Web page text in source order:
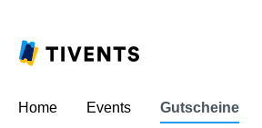
Home Events Gutscheine